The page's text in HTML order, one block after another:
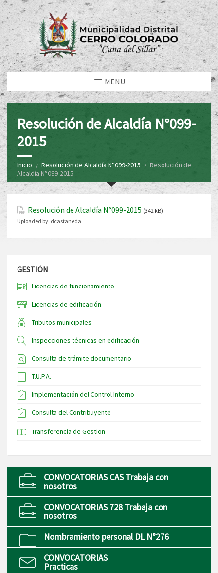
MENU
Resolución de Alcaldía N°099-
2015
Inicio Resolución de Alcaldía N°099-2015
Resolución de
Alcaldía N°099-2015
Resolución de Alcaldía N°099-2015 (342 kB)
Uploaded by: dcastaneda
GESTIÓN
Licencias de funcionamiento
Licencias de edificación
Tributos municipales
Inspecciones técnicas en edificación
Consulta de trámite documentario
T.U.P.A.
Implementación del Control Interno
Consulta del Contribuyente
Transferencia de Gestion
CONVOCATORIAS CAS Trabaja con
nosotros
CONVOCATORIAS 728 Trabaja con
nosotros
Nombramiento personal DL N°276
CONVOCATORIAS
Practicas